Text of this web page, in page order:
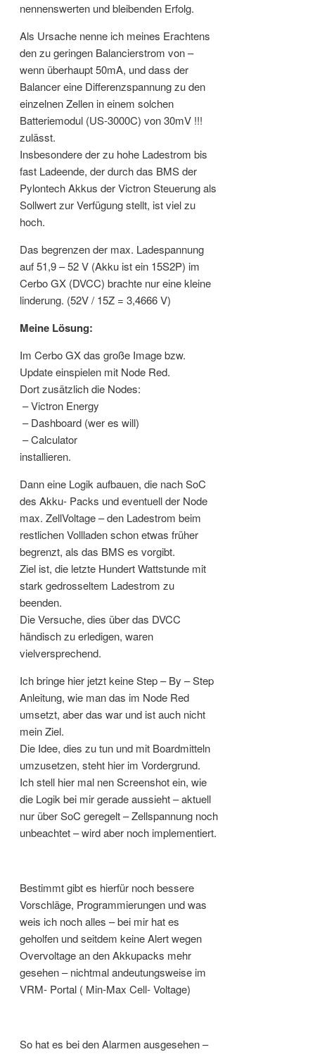
nennenswerten und bleibenden Erfolg.
Als Ursache nenne ich meines Erachtens
den zu geringen Balancierstrom von –
wenn überhaupt 50mA, und dass der
Balancer eine Differenzspannung zu den
einzelnen Zellen in einem solchen
Batteriemodul (US-3000C) von 30mV !!!
zulässt.
Insbesondere der zu hohe Ladestrom bis
fast Ladeende, der durch das BMS der
Pylontech Akkus der Victron Steuerung als
Sollwert zur Verfügung stellt, ist viel zu
hoch.
Das begrenzen der max. Ladespannung
auf 51,9 – 52 V (Akku ist ein 15S2P) im
Cerbo GX (DVCC) brachte nur eine kleine
linderung. (52V / 15Z = 3,4666 V)
Meine Lösung:
Im Cerbo GX das große Image bzw.
Update einspielen mit Node Red.
Dort zusätzlich die Nodes:
– Victron Energy
– Dashboard (wer es will)
– Calculator
installieren.
Dann eine Logik aufbauen, die nach SoC
des Akku- Packs und eventuell der Node
max. ZellVoltage – den Ladestrom beim
restlichen Vollladen schon etwas früher
begrenzt, als das BMS es vorgibt.
Ziel ist, die letzte Hundert Wattstunde mit
stark gedrosseltem Ladestrom zu
beenden.
Die Versuche, dies über das DVCC
händisch zu erledigen, waren
vielversprechend.
Ich bringe hier jetzt keine Step – By – Step
Anleitung, wie man das im Node Red
umsetzt, aber das war und ist auch nicht
mein Ziel.
Die Idee, dies zu tun und mit Boardmitteln
umzusetzen, steht hier im Vordergrund.
Ich stell hier mal nen Screenshot ein, wie
die Logik bei mir gerade aussieht – aktuell
nur über SoC geregelt – Zellspannung noch
unbeachtet – wird aber noch implementiert.
Bestimmt gibt es hierfür noch bessere
Vorschläge, Programmierungen und was
weis ich noch alles – bei mir hat es
geholfen und seitdem keine Alert wegen
Overvoltage an den Akkupacks mehr
gesehen – nichtmal andeutungsweise im
VRM- Portal ( Min-Max Cell- Voltage)
So hat es bei den Alarmen ausgesehen –